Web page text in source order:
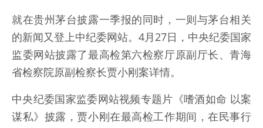
就在贵州茅台披露一季报的同时，一则与茅台相关
的新闻又登上中纪委网站。4月27日，中央纪委国家
监委网站披露了最高检第六检察厅原副厅长、青海
省检察院原副检察长贾小刚案详情。
中央纪委国家监委网站视频专题片《嗜酒如命 以案
谋私》披露，贾小刚在最高检工作期间，在民事行